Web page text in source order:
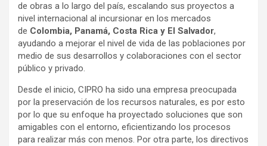
de obras a lo largo del país, escalando sus proyectos a
nivel internacional al incursionar en los mercados
de Colombia, Panamá, Costa Rica y El Salvador,
ayudando a mejorar el nivel de vida de las poblaciones por
medio de sus desarrollos y colaboraciones con el sector
público y privado.
Desde el inicio, CIPRO ha sido una empresa preocupada
por la preservación de los recursos naturales, es por esto
por lo que su enfoque ha proyectado soluciones que son
amigables con el entorno, eficientizando los procesos
para realizar más con menos. Por otra parte, los directivos